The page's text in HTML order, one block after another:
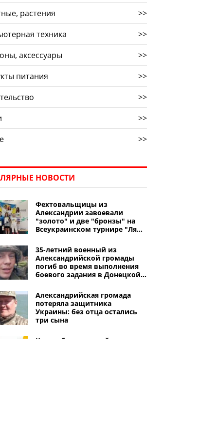
растения
>>
техника
>>
аксессуары
>>
питания
>>
>>
>>
>>
НОВОСТИ
Фехтовальщицы из
Александрии завоевали
"золото" и две "бронзы" на
Всеукраинском турнире "Ля
35-летний военный из
Александрийской громады
погиб во время выполнения
боевого задания в Донецкой
Александрийская громада
потеряла защитника
Украины: без отца остались
три сына
Каким будет второй день